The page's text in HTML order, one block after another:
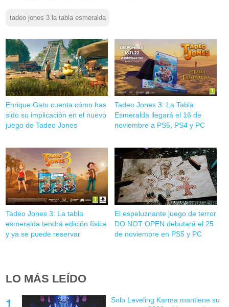
tadeo jones 3 la tabla esmeralda
Enrique Gato cuenta cómo has
sido su implicación en el nuevo
juego de Tadeo Jones
Tadeo Jones 3: La Tabla
Esmeralda llegará el 16 de
noviembre a PS5, PS4 y PC
Tadeo Jones 3: La tabla
esmeralda tendrá edición física
y ya se puede reservar
El espeluznante juego de terror
DO NOT OPEN debutará el 25
de noviembre en PS5 y PC
LO MÁS LEÍDO
Solo Leveling Karma mantiene su